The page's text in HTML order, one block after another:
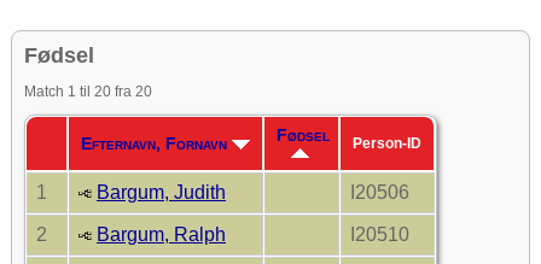
Fødsel
Match 1 til 20 fra 20
Efternavn, Fornavn Fødsel Person-ID
1 Bargum, Judith I20506
2 Bargum, Ralph I20510